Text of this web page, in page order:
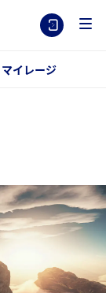
マイレージ